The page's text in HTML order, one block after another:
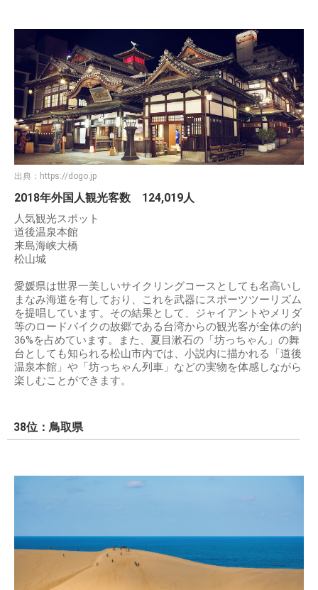
出典： https://dogo.jp
2018年外国人観光客数 124,019人
人気観光スポット
道後温泉本館
来島海峡大橋
松山城
愛媛県は世界一美しいサイクリングコースとしても名高いし
まなみ海道を有しており、これを武器にスポーツツーリズム
を提唱しています。その結果として、ジャイアントやメリダ
等のロードバイクの故郷である台湾からの観光客が全体の約
36%を占めています。また、夏目漱石の「坊っちゃん」の舞
台としても知られる松山市内では、小説内に描かれる「道後
温泉本館」や「坊っちゃん列車」などの実物を体感しながら
楽しむことができます。
38位：鳥取県